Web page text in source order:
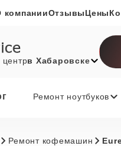
компанииОтзывыЦены
в Хабаровске
Ремонт ноутбуков
Ремонт кофемашин